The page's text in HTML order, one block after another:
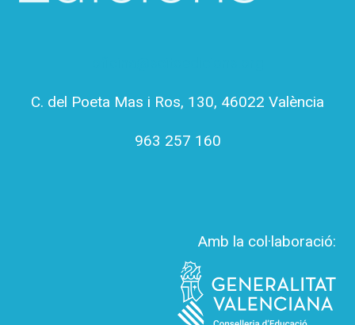
C. del Poeta Mas i Ros, 130, 46022 València
963 257 160
Amb la col·laboració: